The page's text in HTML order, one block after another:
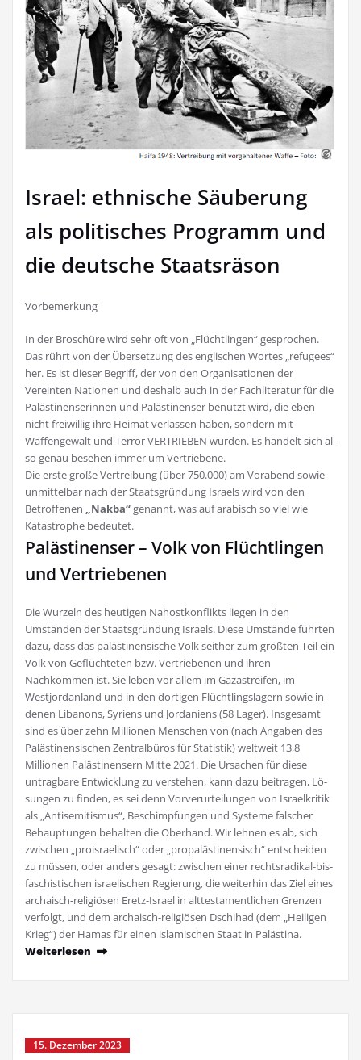
Israel: ethnische Säuberung
als politisches Programm und
die deutsche Staatsräson
Vorbemerkung
In der Broschüre wird sehr oft von „Flüchtlingen“ gesprochen.
Das rührt von der Übersetzung des englischen Wortes „refugees“
her. Es ist dieser Begriff, der von den Organisationen der
Vereinten Natio­nen und deshalb auch in der Fachliteratur für die
Palästinenserinnen und Palästinenser benutzt wird, die eben
nicht freiwillig ihre Heimat verlassen haben, sondern mit
Waffengewalt und Terror VERTRIEBEN wurden. Es handelt sich al­
so genau besehen immer um Vertriebene.
Die erste große Vertreibung (über 750.000) am Vorabend sowie
unmittelbar nach der Staatsgründung Israels wird von den
Betrof­fenen „Nakba“genannt, was auf arabisch so viel wie
Katastrophe bedeutet.
Palästinenser – Volk von Flüchtlingen
und Vertriebenen
Die Wurzeln des heutigen Nahostkonflikts liegen in den
Umständen der Staatsgründung Israels. Diese Um­stände führten
dazu, dass das palästinensische Volk seither zum größten Teil ein
Volk von Geflüch­teten bzw. Vertriebenen und ihren
Nachkommen ist. Sie leben vor allem im Gazastreifen, im
Westjordanland und in den dortigen Flüchtlingslagern sowie in
denen Libanons, Syriens und Jorda­niens (58 Lager). Insgesamt
sind es über zehn Millionen Menschen von (nach Angaben des
Palästi­nensischen Zentralbüros für Statistik) welt­weit 13,8
Millionen Palästinensern Mitte 2021. Die Ursa­chen für diese
untragbare Entwicklung zu verste­hen, kann dazu beitragen, Lö­
sungen zu finden, es sei denn Vorverurteilungen von Israelkritik
als „Antisemi­tismus“, Beschimpfungen und Systeme falscher
Behaup­tungen behalten die Oberhand. Wir lehnen es ab, sich
zwischen „pro­israelisch“ oder „propalästinensisch“ entscheiden
zu müssen, oder an­ders gesagt: zwi­schen einer rechtsradikal-bis-
fa­schistischen israeli­schen Regierung, die weiterhin das Ziel eines
archaisch-re­ligiösen Eretz-Israel in alttestamentlichen Grenzen
verfolgt, und dem archa­isch-religiösen Dschihad (dem „Heili­gen
Krieg“) der Hamas für einen islamischen Staat in Palästina.
Weiterlesen
15. Dezember 2023